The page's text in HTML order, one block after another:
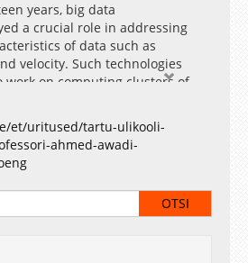
years, big data
a crucial role in addressing
of data such as
velocity. Such technologies
work on computing clusters of
Yet, such clusters were
assumed virtually infinite
the data had to be moved
processed. This computing
further supported by the
of the cloud computing model.
growing applications of
etc., the data velocity and the
et/uritused/tartu-ulikooli-
ahmed-awadi-